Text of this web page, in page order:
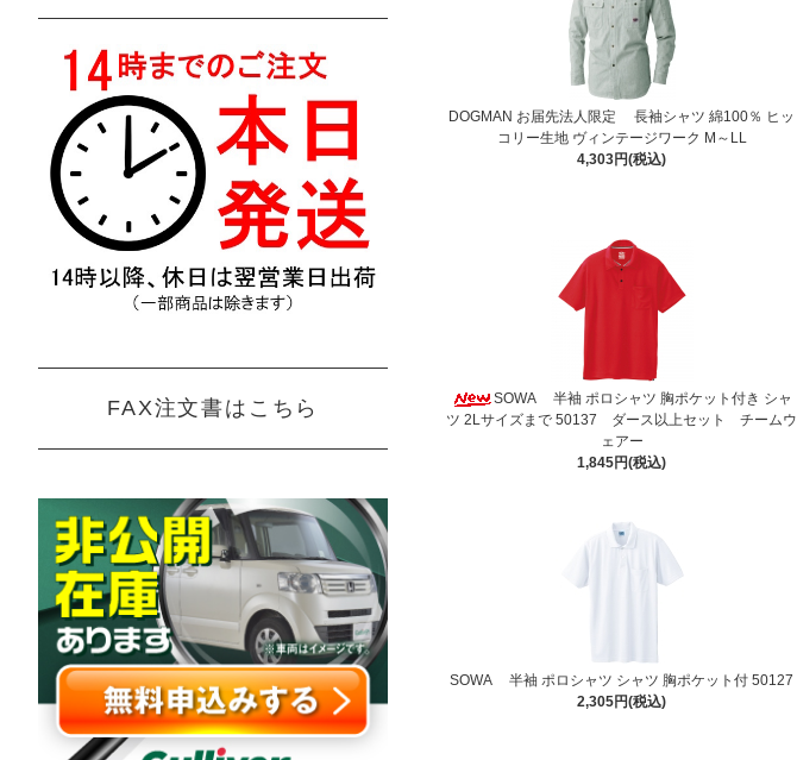
DOGMAN お届先法人限定 長袖シャツ 綿100％ ヒッ
コリー生地 ヴィンテージワーク M～LL
4,303円(税込)
SOWA 半袖 ポロシャツ 胸ポケット付き シャ
ツ 2Lサイズまで 50137 ダース以上セット チームウ
ェアー
1,845円(税込)
SOWA 半袖 ポロシャツ シャツ 胸ポケット付 50127
2,305円(税込)
FAX注文書はこちら